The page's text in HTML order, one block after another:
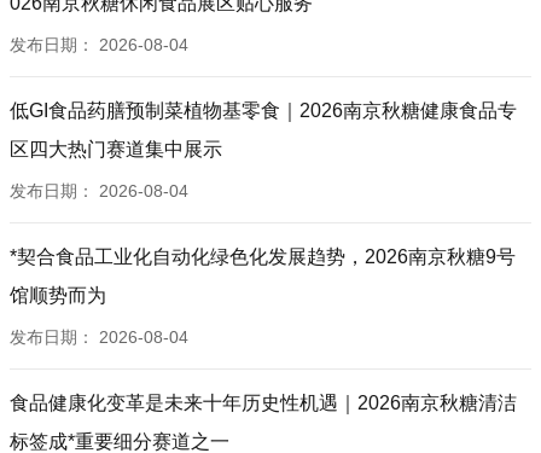
发布日期： 2026-08-04
低GI食品药膳预制菜植物基零食｜2026南京秋糖健康食品专
区四大热门赛道集中展示
发布日期： 2026-08-04
*契合食品工业化自动化绿色化发展趋势，2026南京秋糖9号
馆顺势而为
发布日期： 2026-08-04
食品健康化变革是未来十年历史性机遇｜2026南京秋糖清洁
标签成*重要细分赛道之一